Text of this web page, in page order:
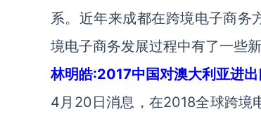
系。近年来成都在跨境电子商务
境电子商务发展过程中有了一些新
林明皓:2017中国对澳大利亚进
4月20日消息，在2018全球跨境